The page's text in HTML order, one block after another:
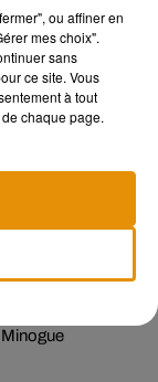
D’autant plus
pour
et les
été assouplies.
ou affiner en
mes choix".
sans
ce site. Vous
à tout
chaque page.